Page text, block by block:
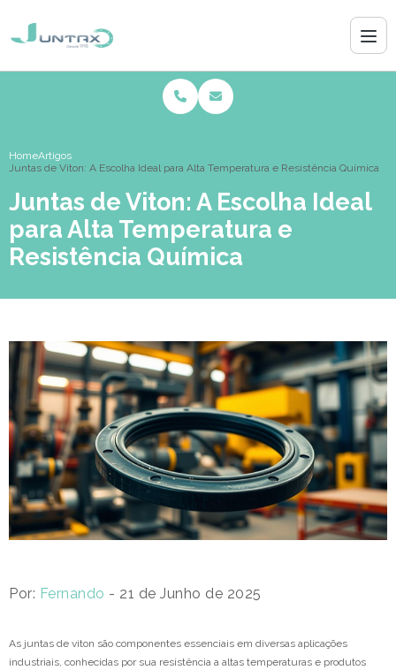
HomeArtigos
Juntas de Viton: A Escolha Ideal para Alta Temperatura e Resistência Química
Juntas de Viton: A Escolha Ideal
para Alta Temperatura e
Resistência Química
Por: Fernando - 21 de Junho de 2025
As juntas de viton são componentes essenciais em diversas aplicações
industriais, conhecidas por sua resistência a altas temperaturas e produtos